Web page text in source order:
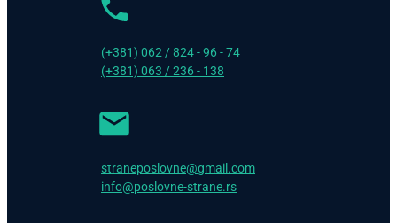
(+381) 062 / 824 - 96 - 74
(+381) 063 / 236 - 138
straneposlovne@gmail.com
info@poslovne-strane.rs